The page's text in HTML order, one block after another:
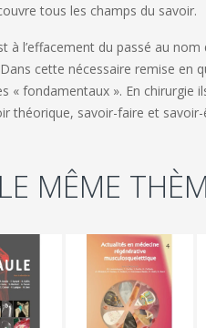
tous les champs du savoir.
à l’effacement du passé au
cette nécessaire remise
« fondamentaux ». En chirurgie
théorique, savoir-faire et savoir-
LE MÊME